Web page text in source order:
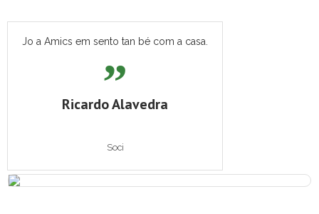
Jo a Amics em sento tan bé com a casa.
Ricardo Alavedra
Soci